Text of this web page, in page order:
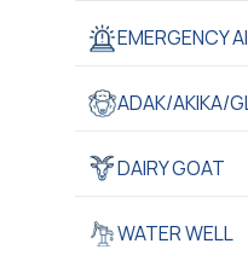
EMERGENCY
ADAK/AKIKA/
DAIRY GOAT
WATER WELL